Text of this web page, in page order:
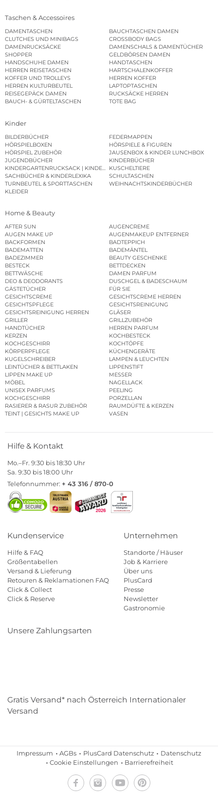
Taschen & Accessoires
DAMENTASCHEN
BAUCHTASCHEN DAMEN
CLUTCHES UND MINIBAGS
CROSSBODY BAGS
DAMENRUCKSÄCKE
DAMENSCHALS & DAMENTÜCHER
SHOPPER
GELDBÖRSEN DAMEN
HANDSCHUHE DAMEN
HANDTASCHEN
HERREN REISETASCHEN
HARTSCHALENKOFFER
KOFFER UND TROLLEYS
HERREN KOFFER
HERREN KULTURBEUTEL
LAPTOPTASCHEN
REISEGEPÄCK DAMEN
RUCKSÄCKE HERREN
BAUCH- & GÜRTELTASCHEN
TOTE BAG
Kinder
BILDERBÜCHER
FEDERMAPPEN
HÖRSPIELBOXEN
HÖRSPIELE & FIGUREN
HÖRSPIEL ZUBEHÖR
JAUSENBOX & KINDER LUNCHBOX
JUGENDBÜCHER
KINDERBÜCHER
KINDERGARTENRUCKSACK | KINDERGARTENBEUTEL
KUSCHELTIERE
SACHBÜCHER & KINDERLEXIKA
SCHULTASCHEN
TURNBEUTEL & SPORTTASCHEN
WEIHNACHTSKINDERBÜCHER
KLEIDER
Home & Beauty
AFTER SUN
AUGENCREME
AUGEN MAKE UP
AUGENMAKEUP ENTFERNER
BACKFORMEN
BADTEPPICH
BADEMATTEN
BADEMÄNTEL
BADEZIMMER
BEAUTY GESCHENKE
BESTECK
BETTDECKEN
BETTWÄSCHE
DAMEN PARFUM
DEO & DEODORANTS
DUSCHGEL & BADESCHAUM
GÄSTETÜCHER
FÜR SIE
GESICHTSCREME
GESICHTSCREME HERREN
GESICHTSPFLEGE
GESICHTSREINIGUNG
GESICHTSREINIGUNG HERREN
GLÄSER
GRILLER
GRILLZUBEHÖR
HANDTÜCHER
HERREN PARFUM
KERZEN
KOCHBESTECK
KOCHGESCHIRR
KOCHTÖPFE
KÖRPERPFLEGE
KÜCHENGERÄTE
KUGELSCHREIBER
LAMPEN & LEUCHTEN
LEINTÜCHER & BETTLAKEN
LIPPENSTIFT
LIPPEN MAKE UP
MESSER
MÖBEL
NAGELLACK
UNISEX PARFUMS
PEELING
KOCHGESCHIRR
PORZELLAN
RASIERER & RASUR ZUBEHÖR
RAUMDÜFTE & KERZEN
TEINT | GESICHTS MAKE UP
VASEN
Hilfe & Kontakt
Mo.–Fr. 9:30 bis 18:30 Uhr
Sa. 9:30 bis 18:00 Uhr
Telefonnummer: + 43 316 / 870-0
Kundenservice
Hilfe & FAQ
Größentabellen
Versand & Lieferung
Retouren & Reklamationen FAQ
Click & Collect
Click & Reserve
Unternehmen
Standorte / Häuser
Job & Karriere
Über uns
PlusCard
Presse
Newsletter
Gastronomie
Unsere Zahlungsarten
Gratis Versand* nach Österreich Internationaler
Versand
Impressum AGBs PlusCard Datenschutz
Datenschutz
Cookie Einstellungen
Barrierefreiheit